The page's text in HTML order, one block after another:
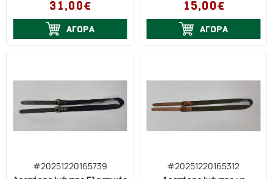
31,00€
ΑΓΟΡΑ
15,00€
ΑΓΟΡΑ
#20251220165739
#20251220165312